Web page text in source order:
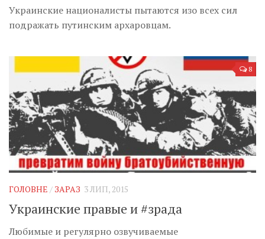
Украинские националисты пытаются изо всех сил
подражать путинским архаровцам.
8
ГОЛОВНЕ / ЗАРАЗ 3 ЛИП, 2015
Украинские правые и #зрада
Любимые и регулярно озвучиваемые